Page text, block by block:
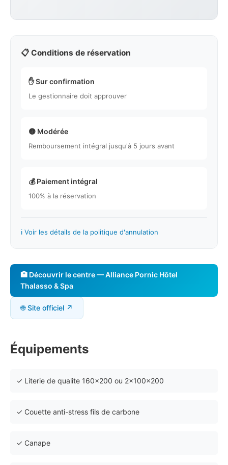
📋 Conditions de réservation
✋ Sur confirmation
Le gestionnaire doit approuver
🟡 Modérée
Remboursement intégral jusqu'à 5 jours avant
💰 Paiement intégral
100% à la réservation
ℹ️ Voir les détails de la politique d'annulation
🏥 Découvrir le centre — Alliance Pornic Hôtel
Thalasso & Spa
🌐 Site officiel ↗
Équipements
✓ Literie de qualite 160x200 ou 2x100x200
✓ Couette anti-stress fils de carbone
✓ Canape